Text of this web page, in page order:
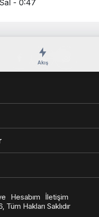
- 0:47
Akış
Hesabım
İletişim
Hakları Saklıdır